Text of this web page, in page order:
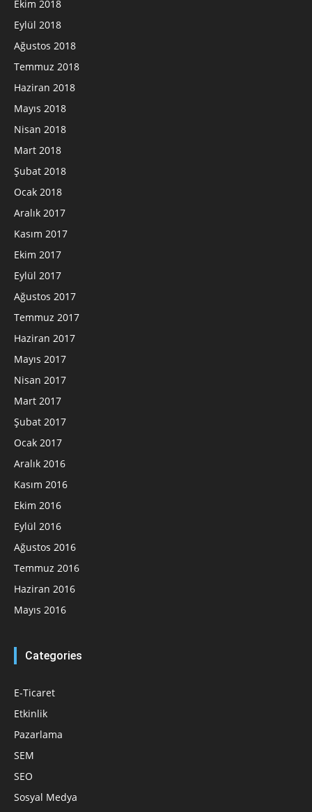
Ekim 2018
Eylül 2018
Ağustos 2018
Temmuz 2018
Haziran 2018
Mayıs 2018
Nisan 2018
Mart 2018
Şubat 2018
Ocak 2018
Aralık 2017
Kasım 2017
Ekim 2017
Eylül 2017
Ağustos 2017
Temmuz 2017
Haziran 2017
Mayıs 2017
Nisan 2017
Mart 2017
Şubat 2017
Ocak 2017
Aralık 2016
Kasım 2016
Ekim 2016
Eylül 2016
Ağustos 2016
Temmuz 2016
Haziran 2016
Mayıs 2016
Categories
E-Ticaret
Etkinlik
Pazarlama
SEM
SEO
Sosyal Medya